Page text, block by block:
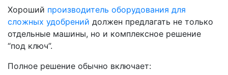
Хороший производитель оборудования для
сложных удобрений должен предлагать не только
отдельные машины, но и комплексное решение
“под ключ”.
Полное решение обычно включает: